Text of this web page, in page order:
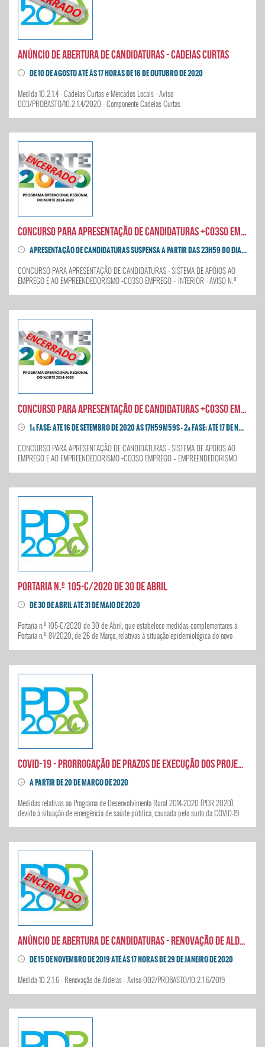
Anúncio de abertura de candidaturas - Cadeias Curtas
DE 10 DE AGOSTO ATÉ ÀS 17 HORAS DE 16 DE OUTUBRO DE 2020
Medida 10.2.1.4 - Cadeias Curtas e Mercados Locais - Aviso
003/PROBASTO/10.2.1.4/2020 - Componente Cadeias Curtas
CONCURSO PARA APRESENTAÇÃO DE CANDIDATURAS +CO3SO EMPREGO – INTERIOR
APRESENTAÇÃO DE CANDIDATURAS SUSPENSA A PARTIR DAS 23H59 DO DIA 19 DE AGOSTO DE 2020
CONCURSO PARA APRESENTAÇÃO DE CANDIDATURAS - SISTEMA DE APOIOS AO
EMPREGO E AO EMPREENDEDORISMO +CO3SO EMPREGO – INTERIOR - AVISO N.º
CONCURSO PARA APRESENTAÇÃO DE CANDIDATURAS +CO3SO EMPREGO – EMPREENDEDORISMO SOCIAL
1ª FASE: ATÉ 16 DE SETEMBRO DE 2020 ÀS 17H59M59S - 2ª FASE: ATÉ 17 DE NOVEMBRO DE 2020 ÀS 17H59M59
CONCURSO PARA APRESENTAÇÃO DE CANDIDATURAS - SISTEMA DE APOIOS AO
EMPREGO E AO EMPREENDEDORISMO +CO3SO EMPREGO – EMPREENDEDORISMO
Portaria n.º 105-C/2020 de 30 de Abril
DE 30 DE ABRIL ATÉ 31 DE MAIO DE 2020
Portaria n.º 105-C/2020 de 30 de Abril, que estabelece medidas complementares à
Portaria n.º 81/2020, de 26 de Março, relativas à situação epidemiológica do novo
Covid-19 - prorrogação de prazos de execução dos projetos pdr 2020
A PARTIR DE 20 DE MARÇO DE 2020
Medidas relativas ao Programa de Desenvolvimento Rural 2014-2020 (PDR 2020),
devido à situação de emergência de saúde pública, causada pelo surto da COVID-19
Anúncio de abertura de candidaturas - Renovação de Aldeias
DE 15 DE NOVEMBRO DE 2019 ATÉ ÀS 17 HORAS DE 29 DE JANEIRO DE 2020
Medida 10.2.1.6 - Renovação de Aldeias - Aviso 002/PROBASTO/10.2.1.6/2019